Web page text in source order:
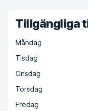
Tillgängliga
Måndag
Tisdag
Onsdag
Torsdag
Fredag